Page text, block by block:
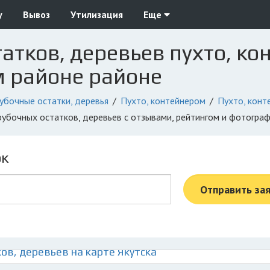
Вывоз Утилизация Еще
деревьев пухто,
районе районе
остатки, деревья Пухто, контейнером
Пухто,
остатков, деревьев с отзывами, рейтингом и
Отправить
деревьев на карте Якутска